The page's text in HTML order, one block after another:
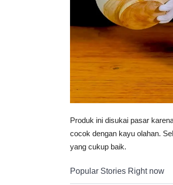
Produk ini disukai pasar
cocok dengan kayu olahan.
yang cukup baik.
Popular Stories Right now